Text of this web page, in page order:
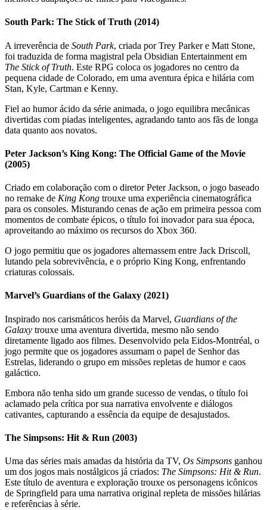
South Park: The Stick of Truth (2014)
A irreverência de South Park, criada por Trey Parker e Matt Stone,
foi traduzida de forma magistral pela Obsidian Entertainment em
The Stick of Truth. Este RPG coloca os jogadores no centro da
pequena cidade de Colorado, em uma aventura épica e hilária com
Stan, Kyle, Cartman e Kenny.
Fiel ao humor ácido da série animada, o jogo equilibra mecânicas
divertidas com piadas inteligentes, agradando tanto aos fãs de longa
data quanto aos novatos.
Peter Jackson’s King Kong: The Official Game of the Movie
(2005)
Criado em colaboração com o diretor Peter Jackson, o jogo baseado
no remake de King Kong trouxe uma experiência cinematográfica
para os consoles. Misturando cenas de ação em primeira pessoa com
momentos de combate épicos, o título foi inovador para sua época,
aproveitando ao máximo os recursos do Xbox 360.
O jogo permitiu que os jogadores alternassem entre Jack Driscoll,
lutando pela sobrevivência, e o próprio King Kong, enfrentando
criaturas colossais.
Marvel’s Guardians of the Galaxy (2021)
Inspirado nos carismáticos heróis da Marvel, Guardians of the
Galaxy trouxe uma aventura divertida, mesmo não sendo
diretamente ligado aos filmes. Desenvolvido pela Eidos-Montréal, o
jogo permite que os jogadores assumam o papel de Senhor das
Estrelas, liderando o grupo em missões repletas de humor e caos
galáctico.
Embora não tenha sido um grande sucesso de vendas, o título foi
aclamado pela crítica por sua narrativa envolvente e diálogos
cativantes, capturando a essência da equipe de desajustados.
The Simpsons: Hit & Run (2003)
Uma das séries mais amadas da história da TV, Os Simpsons ganhou
um dos jogos mais nostálgicos já criados: The Simpsons: Hit & Run.
Este título de aventura e exploração trouxe os personagens icônicos
de Springfield para uma narrativa original repleta de missões hilárias
e referências à série.